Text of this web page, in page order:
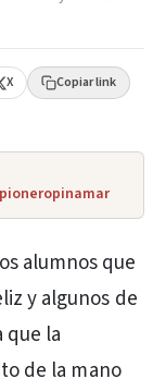
X Copiar link
alumnos que
y algunos de
que la
de la mano